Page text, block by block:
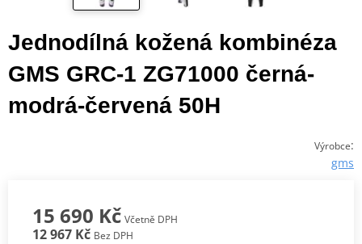
Jednodílná kožená kombinéza
GMS GRC-1 ZG71000 černá-
modrá-červená 50H
Výrobce:
gms
15 690 Kč Včetně DPH
12 967 Kč Bez DPH